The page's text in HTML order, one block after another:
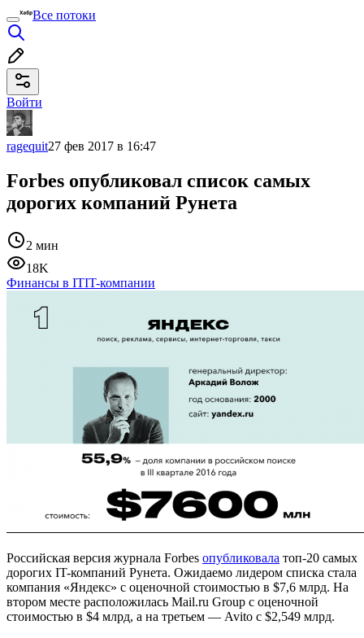
Все потоки
Войти
ragequit27 фев 2017 в 16:47
Forbes опубликовал список самых
дорогих компаний Рунета
2 мин
18K
Финансы в ITIT-компании
Российская версия журнала Forbes опубликовала топ-20 самых
дорогих IT-компаний Рунета. Ожидаемо лидером списка стала
компания «Яндекс» с оценочной стоимостью в $7,6 млрд. На
втором месте расположилась Mail.ru Group с оценочной
стоимостью в $4 млрд, а на третьем — Avito с $2,549 млрд.